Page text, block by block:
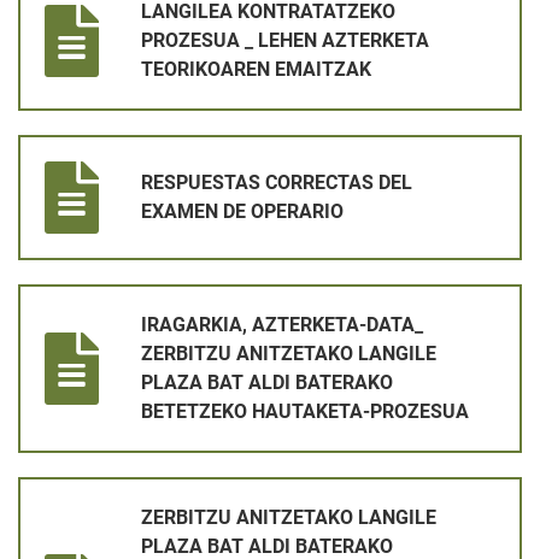
LANGILEA KONTRATATZEKO
PROZESUA _ LEHEN AZTERKETA
TEORIKOAREN EMAITZAK
RESPUESTAS CORRECTAS DEL
EXAMEN DE OPERARIO
IRAGARKIA, AZTERKETA-DATA_
ZERBITZU ANITZETAKO LANGILE
PLAZA BAT ALDI BATERAKO
BETETZEKO HAUTAKETA-PROZESUA
ZERBITZU ANITZETAKO LANGILE
PLAZA BAT ALDI BATERAKO